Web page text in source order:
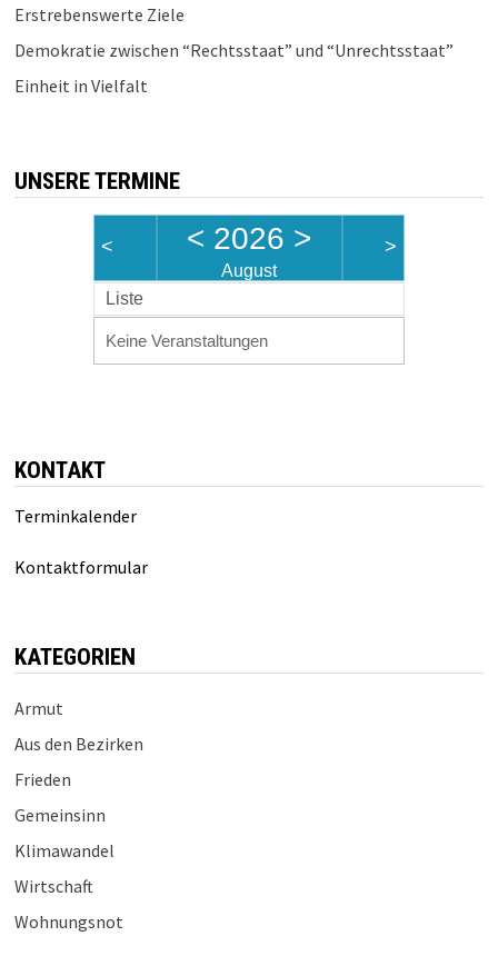
Erstrebenswerte Ziele
Demokratie zwischen “Rechtsstaat” und “Unrechtsstaat”
Einheit in Vielfalt
UNSERE TERMINE
< < 2026 >
August
>
Liste
Keine Veranstaltungen
KONTAKT
Terminkalender
Kontaktformular
KATEGORIEN
Armut
Aus den Bezirken
Frieden
Gemeinsinn
Klimawandel
Wirtschaft
Wohnungsnot